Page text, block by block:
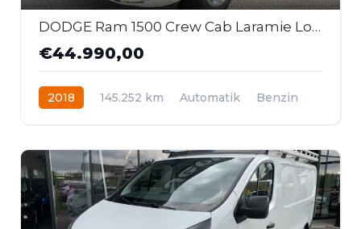
DODGE Ram 1500 Crew Cab Laramie Long.
€44.990,00
2018 145.252 km Automatik
Benzin